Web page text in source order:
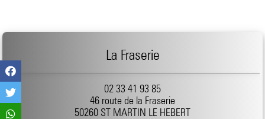
La Fraserie
02 33 41 93 85
46 route de la Fraserie
50260 ST MARTIN LE HEBERT